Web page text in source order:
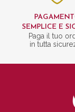
SEMPLICE E
Paga il tuo
in tutta